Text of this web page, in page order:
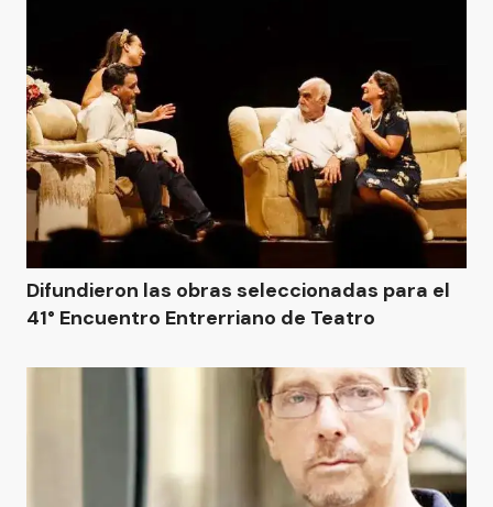
Difundieron las obras seleccionadas para el
41° Encuentro Entrerriano de Teatro